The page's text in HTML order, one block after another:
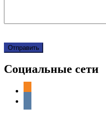
Социальные сети